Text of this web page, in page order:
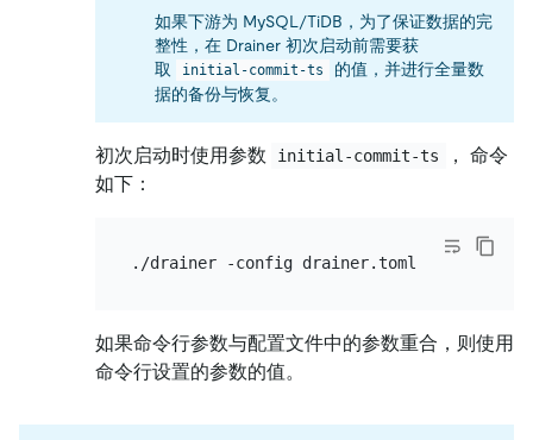
如果下游为 MySQL/TiDB，为了保证数据的完
整性，在 Drainer 初次启动前需要获
取
initial-commit-ts
的值，并进行全量数
据的备份与恢复。
初次启动时使用参数 initial-commit-ts
， 命令
如下：
如果命令行参数与配置文件中的参数重合，则使用
命令行设置的参数的值。